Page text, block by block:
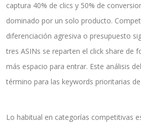
captura 40% de clics y 50% de
dominado por un solo producto.
diferenciación agresiva o presupuesto
tres ASINs se reparten el click share de
más espacio para entrar. Este análisis
término para las keywords prioritarias
Lo habitual en categorías competitivas